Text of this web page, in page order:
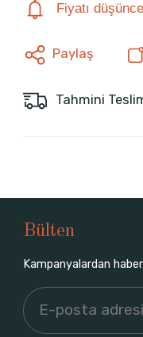
Fiyatı
Paylaş
Tahmini
Bülten
Kampanyalardan